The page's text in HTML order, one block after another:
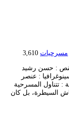
مسرحيات 3,610
النص : حسن رشيد
: عنصر
تتناول المسرحية
السيطرة، بل كان